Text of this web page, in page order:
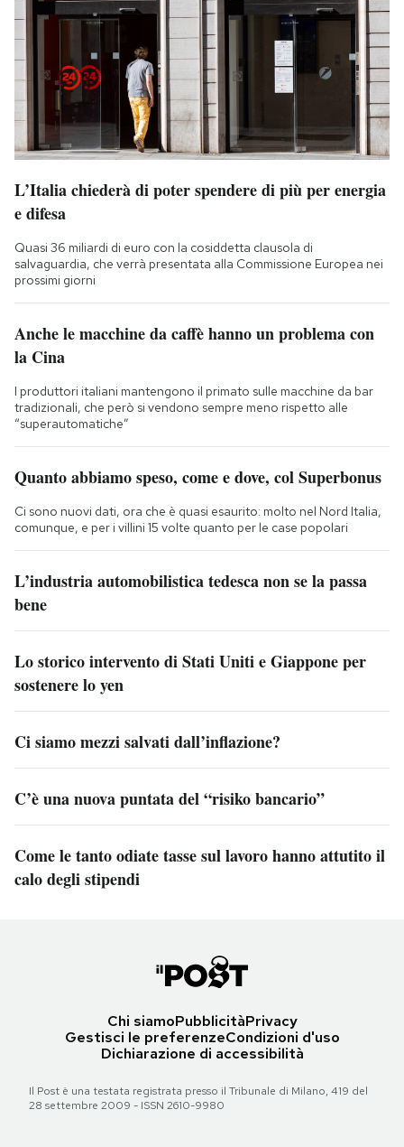
L’Italia chiederà di poter spendere di più per energia
e difesa
Quasi 36 miliardi di euro con la cosiddetta clausola di
salvaguardia, che verrà presentata alla Commissione Europea nei
prossimi giorni
Anche le macchine da caffè hanno un problema con
la Cina
I produttori italiani mantengono il primato sulle macchine da bar
tradizionali, che però si vendono sempre meno rispetto alle
“superautomatiche”
Quanto abbiamo speso, come e dove, col Superbonus
Ci sono nuovi dati, ora che è quasi esaurito: molto nel Nord Italia,
comunque, e per i villini 15 volte quanto per le case popolari
L’industria automobilistica tedesca non se la passa
bene
Lo storico intervento di Stati Uniti e Giappone per
sostenere lo yen
Ci siamo mezzi salvati dall’inflazione?
C’è una nuova puntata del “risiko bancario”
Come le tanto odiate tasse sul lavoro hanno attutito il
calo degli stipendi
Chi siamoPubblicitàPrivacy
Gestisci le preferenzeCondizioni d'uso
Dichiarazione di accessibilità
Il Post è una testata registrata presso il Tribunale di Milano, 419 del
28 settembre 2009 - ISSN 2610-9980